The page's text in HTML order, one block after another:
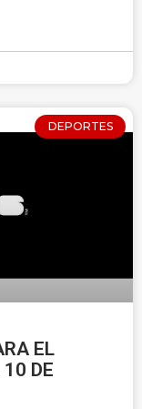
DEPORTES
EL
DE